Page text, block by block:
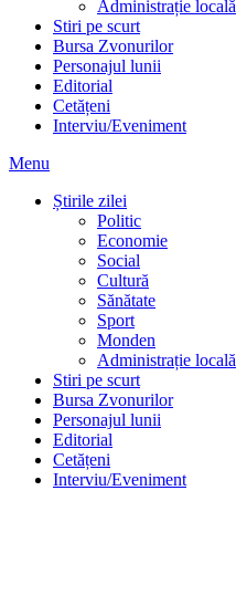
Administrație locală
Stiri pe scurt
Bursa Zvonurilor
Personajul lunii
Editorial
Cetățeni
Interviu/Eveniment
Menu
Știrile zilei
Politic
Economie
Social
Cultură
Sănătate
Sport
Monden
Administrație locală
Stiri pe scurt
Bursa Zvonurilor
Personajul lunii
Editorial
Cetățeni
Interviu/Eveniment